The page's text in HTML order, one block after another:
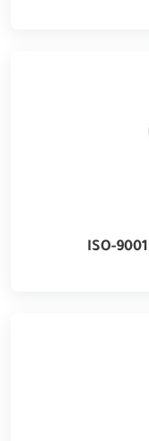
ISO-